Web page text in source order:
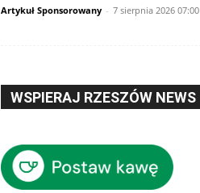
Artykuł Sponsorowany - 7 sierpnia 2026 07:00
WSPIERAJ RZESZÓW NEWS